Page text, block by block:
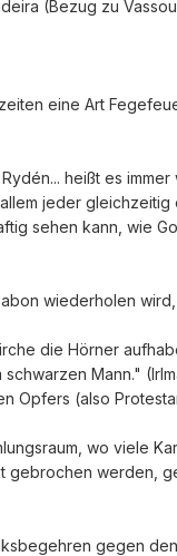
(Bezug zu
eine Art
heißt es immer
jeder
sehen kann, wie
wiederholen
die Hörner
Mann."
Opfers (also
wo viele
gebrochen werden,
gegen